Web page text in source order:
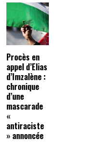
Procès en
appel d’Elias
d’Imzalène :
chronique
d’une
mascarade
«
antiraciste
» annoncée